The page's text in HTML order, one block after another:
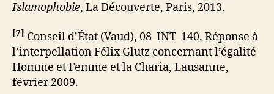
Islamophobie, La Découverte, Paris, 2013.
[7] Conseil d’État (Vaud), 08_INT_140, Réponse à
l’interpellation Félix Glutz concernant l’égalité
Homme et Femme et la Charia, Lausanne,
février 2009.